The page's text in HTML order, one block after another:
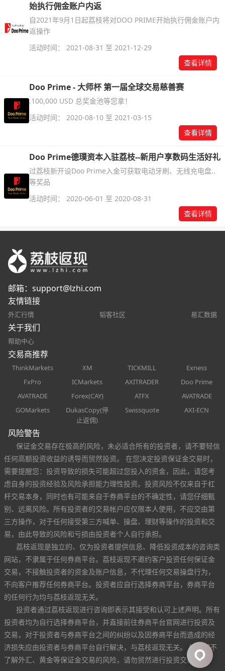
始执行佣金账户内返
自2021年9月1日起荔枝将对DOO PRIME开始执行佣金账户内
返操作
活动时间： 2021-08-31 至 2021-12-29
查看详情
Doo Prime - 大师杯 第一届全球交易慈善赛
.100,000 USD 总奖金池等您拿！
活动时间： 2020-08-10 至 2021-03-15
查看详情
Doo Prime德璞资本入驻荔枝--新用户享数码生活好礼
过荔枝新开设Doo Prime入金可获取电动牙刷、无线充电盘..
等奖品
活动时间： 2020-06-01 至 2020-08-31
查看详情
邮箱： support@lzhi.com
友情链接
外汇行情 韬客社区 易汇数据
关于我们
帮助中心
交易商推荐
ThinkMarkets XM TICKMILL
Exness
FxPro
ICMarkets AXITRADER
Doo Prime
AVATRADE
Forex(CAY) ATFX
AVATRADE
GOMarkets
DukasCopy(停
止返佣)
Swissquote AXI-ECN
风险警告
保证金交易存在极高的风险，未必适合所有的投资者，请不要轻信
任何高额投资收益的诱导而贸然投资。 在您决定投资保证金交易时，
需要提醒您：投资导致的损失可能超过您投入的资金，因此，请您考
虑自身的投资经验及风险承担能力理性投资。投资风险不仅来自于杠
杆交易本身，同时也有可能来自于券商平台的不确定性，请您仔细甄
别、远离风险。所有投资者的交易帐户应仅限本人使用，不应交由第
三方操作，对于任何接受第三方喊单、操盘、理财等操作的投资和交
易，由此导致的风险和亏损由投资者个人自行承担。
荔枝返现是独立的、仅为投资者提供信息、降低投资成本的咨询类
网站，不隶属于任何券商平台。荔枝返现不邀约客户投资任何保证金
交易，不接触投资者的资金及账户信息，不代理任何交易操盘行为，
不向客户推荐任何券商平台。投资者应自行选择券商平台，券商平台
的任何行为均与荔枝返现无关。
投资者通过荔枝返现进行咨询即表示其接受和认可上述声明。所有
投资者均为自行选择券商平台，并直接前往券商平台官网进行投资及
交易，对于投资者与券商平台之间的纠纷以及因券商平台而造成的经
济损失应由投资者与券商平台自行解决，与荔枝返现无关。 如果您不
了解外汇、黄金等保证金交易的风险，请勿贸然进行投资交易。